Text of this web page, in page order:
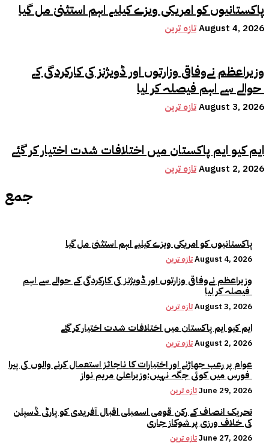
پاکستانیوں کو امریکی ویزے کیلیے اہم استثنیٰ مل گیا
تازہ ترینAugust 4, 2026
وزیراعظم نےوفاقی وزارتوں اور ڈویژنز کی کارکردگی کے
حوالے سے اہم فیصلہ کر لیا
تازہ ترینAugust 3, 2026
ایم کیو ایم پاکستان میں اختلافات شدت اختیار کر گئے
تازہ ترینAugust 2, 2026
جمع
پاکستانیوں کو امریکی ویزے کیلیے اہم استثنیٰ مل گیا
تازہ ترینAugust 4, 2026
وزیراعظم نےوفاقی وزارتوں اور ڈویژنز کی کارکردگی کے حوالے سے اہم
تازہ ترینAugust 3, 2026
ایم کیو ایم پاکستان میں اختلافات شدت اختیار کر گئے
تازہ ترینAugust 2, 2026
عوام پر رعب جھاڑنے اور اختیارات کا ناجائز استعمال کرنے والوں کی پیرا
تازہ ترینJune 29, 2026
تحریک انصاف کے رکن قومی اسمبلی اقبال آفریدی کو پارٹی ڈسپلن
کی خلاف ورزی پر شوکاز جاری
تازہ ترینJune 27, 2026